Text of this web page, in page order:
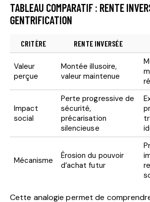
TABLEAU COMPARATIF : RENTE
GENTRIFICATION
CRITÈRE RENTE INVERSÉE
Valeur
perçue
Montée illusoire,
valeur maintenue
Impact
social
Perte progressive de
sécurité,
précarisation
silencieuse
Mécanisme
Érosion du pouvoir
d’achat futur
Cette analogie permet de